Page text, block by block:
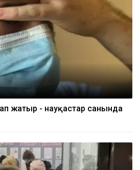
жатыр - науқастар санында